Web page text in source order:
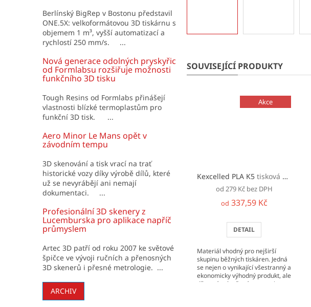
Berlínský BigRep v Bostonu představil
ONE.5X: velkoformátovou 3D tiskárnu s
objemem 1 m³, vyšší automatizací a
rychlostí 250 mm/s. ...
Nová generace odolných pryskyřic
od Formlabsu rozšiřuje možnosti
funkčního 3D tisku
Tough Resins od Formlabs přinášejí
vlastnosti blízké termoplastům pro
funkční 3D tisk. ...
Aero Minor Le Mans opět v
závodním tempu
3D skenování a tisk vrací na trať
historické vozy díky výrobě dílů, které
už se nevyrábějí ani nemají
dokumentaci. ...
Profesionální 3D skenery z
Lucemburska pro aplikace napříč
průmyslem
Artec 3D patří od roku 2007 ke světové
špičce ve vývoji ručních a přenosných
3D skenerů i přesné metrologie. ...
ARCHIV
SOUVISEJÍCÍ PRODUKTY
Akce
Kexcelled PLA K5 tisková struna (filament)
od 279 Kč bez DPH
od 337,59 Kč
DETAIL
Materiál vhodný pro nejširší
skupinu běžných tiskáren. Jedná
se nejen o vynikající všestranný a
ekonomicky výhodný produkt, ale
díky své vylepšené pevnosti a